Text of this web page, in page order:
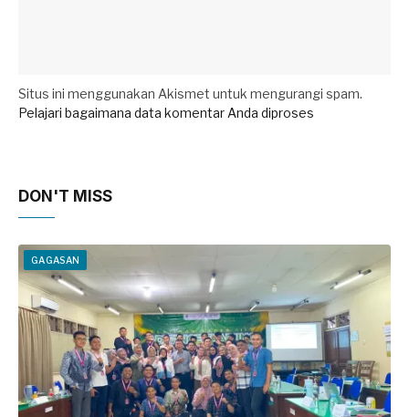
Situs ini menggunakan Akismet untuk mengurangi spam.
Pelajari bagaimana data komentar Anda diproses
DON'T MISS
GAGASAN